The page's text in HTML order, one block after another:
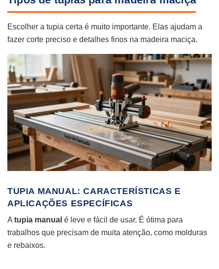
Escolher a tupia certa é muito importante. Elas ajudam a
fazer corte preciso e detalhes finos na madeira maciça.
TUPIA MANUAL: CARACTERÍSTICAS E
APLICAÇÕES ESPECÍFICAS
A tupia manual é leve e fácil de usar. É ótima para
trabalhos que precisam de muita atenção, como molduras
e rebaixos.